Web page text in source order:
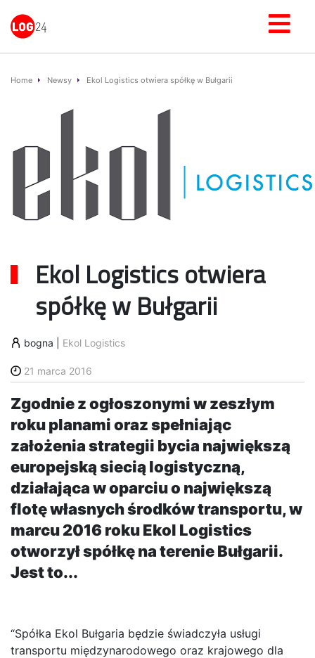
Home Newsy Ekol Logistics otwiera spółkę w Bułgarii
Ekol Logistics otwiera
spółkę w Bułgarii
bogna Ekol Logistics
21 marca 2016
Zgodnie z ogłoszonymi w zeszłym
roku planami oraz spełniając
założenia strategii bycia największą
europejską siecią logistyczną,
działająca w oparciu o największą
flotę własnych środków transportu, w
marcu 2016 roku Ekol Logistics
otworzył spółkę na terenie Bułgarii.
Jest to...
“Spółka Ekol Bułgaria będzie świadczyła usługi
transportu międzynarodowego oraz krajowego dla